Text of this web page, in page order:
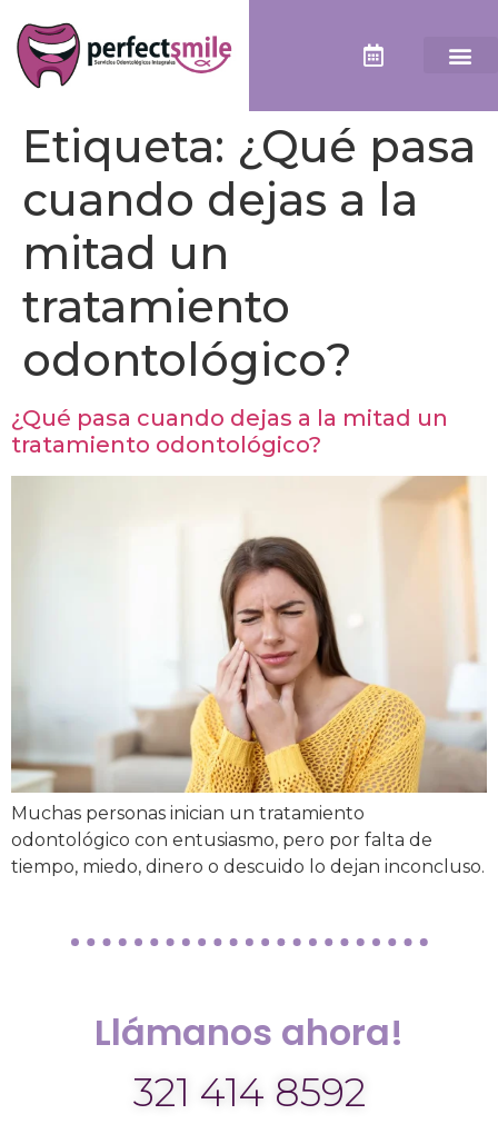
Etiqueta: ¿Qué pasa
cuando dejas a la
mitad un
tratamiento
odontológico?
¿Qué pasa cuando dejas a la mitad un
tratamiento odontológico?
Muchas personas inician un tratamiento
odontológico con entusiasmo, pero por falta de
tiempo, miedo, dinero o descuido lo dejan inconcluso.
Llámanos ahora!
321 414 8592